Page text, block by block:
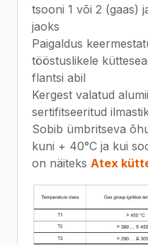
tsooni 1 või 2 (gaas)
jaoks
Paigaldus
tööstuslikele
flantsi abil
Kergest valatud
sertifitseeritud
Sobib ümbritseva
kuni + 40°C ja kui
on näiteks Atex